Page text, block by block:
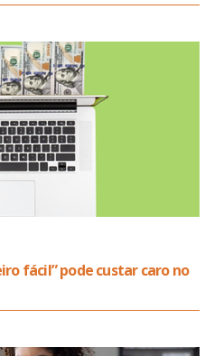
fácil” pode custar caro no